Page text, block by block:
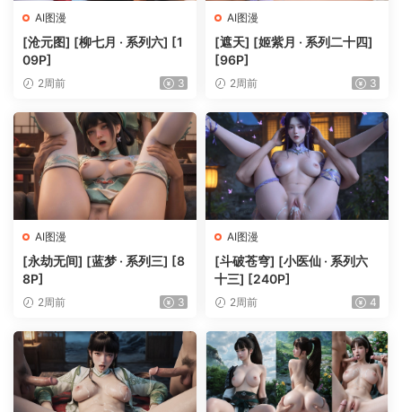
AI图漫
[沧元图] [柳七月 · 系列六] [1
09P]
2周前 3
AI图漫
[遮天] [姬紫月 · 系列二十四]
[96P]
2周前 3
AI图漫
[永劫无间] [蓝梦 · 系列三] [8
8P]
2周前 3
AI图漫
[斗破苍穹] [小医仙 · 系列六
十三] [240P]
2周前 4